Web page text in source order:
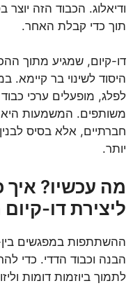
ודיאלוג. הכבוד הזה
תוך כדי קבלת האחר.
דו-קיום, שמגיע מתוך
היסוד לשינוי בר קיימא.
לפלג, מופעלים ערכי
משותפים. המשמעות היא
חברתיים, אלא בסיס
יותר.
מה עכשיו? איך
ליצירת דו-
ההשתתפות במפגשים
הבנה וכבוד הדדי. כדי
לתמוך ביוזמות דומות